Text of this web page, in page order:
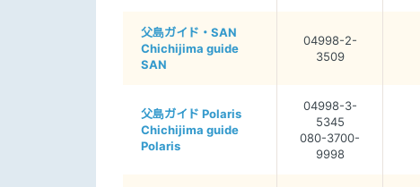
父島ガイド・SAN
Chichijima guide
SAN
04998-2-
3509
父島ガイド Polaris
Chichijima guide
Polaris
04998-3-
5345
080-3700-
9998